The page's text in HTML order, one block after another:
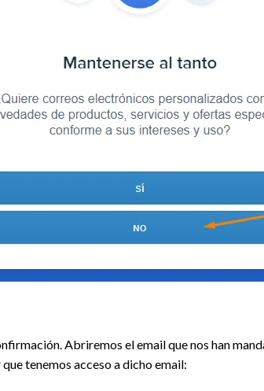
Abriremos el email que nos han
tenemos acceso a dicho email: